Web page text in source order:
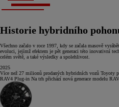
Historie hybridního
Všechno začalo v roce 1997, kdy se začala masově
evoluci, jejímž efektem je pět generaci této inovativní
celém světě, a také výsledky a spolehlivost.
2025
Více než 27 milionů prodaných hybridních vozů Toyoty
RAV4 Plug-in Na trh přichází nová generace modelu